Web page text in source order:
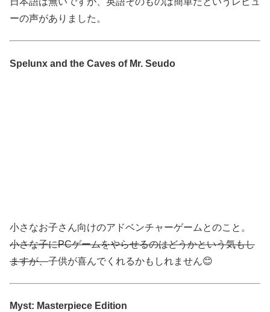
ーの声がありました。
Spelunx and the Caves of Mr. Seudo
小さなお子さん向けのアドベンチャーゲームとのこと。
小さな子にPCゲームをやらせるのはどうかという気もし
ますが、子供が喜んでくれるかもしれません😊
Myst: Masterpiece Edition